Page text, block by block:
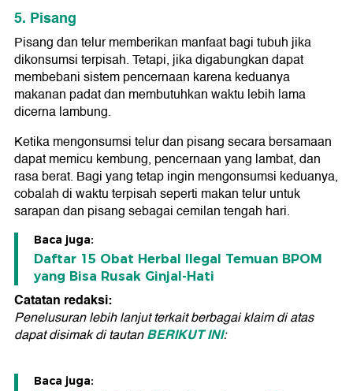
5. Pisang
Pisang dan telur memberikan manfaat bagi tubuh jika
dikonsumsi terpisah. Tetapi, jika digabungkan dapat
membebani sistem pencernaan karena keduanya
makanan padat dan membutuhkan waktu lebih lama
dicerna lambung.
Ketika mengonsumsi telur dan pisang secara bersamaan
dapat memicu kembung, pencernaan yang lambat, dan
rasa berat. Bagi yang tetap ingin mengonsumsi keduanya,
cobalah di waktu terpisah seperti makan telur untuk
sarapan dan pisang sebagai cemilan tengah hari.
Baca juga:
Daftar 15 Obat Herbal Ilegal Temuan BPOM
yang Bisa Rusak Ginjal-Hati
Catatan redaksi:
Penelusuran lebih lanjut terkait berbagai klaim di atas
dapat disimak di tautanBERIKUT INI:
Baca juga: